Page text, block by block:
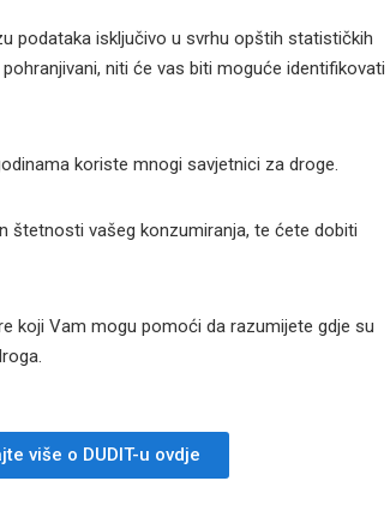
podataka isključivo u svrhu opštih statističkih
niti će vas biti moguće identifikovati
koriste mnogi savjetnici za droge.
štetnosti vašeg konzumiranja, te ćete dobiti
koji Vam mogu pomoći da razumijete gdje su
više o DUDIT-u ovdje